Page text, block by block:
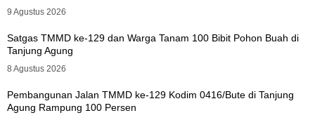
9 Agustus 2026
Satgas TMMD ke-129 dan Warga Tanam 100 Bibit Pohon Buah di
Tanjung Agung
8 Agustus 2026
Pembangunan Jalan TMMD ke-129 Kodim 0416/Bute di Tanjung
Agung Rampung 100 Persen